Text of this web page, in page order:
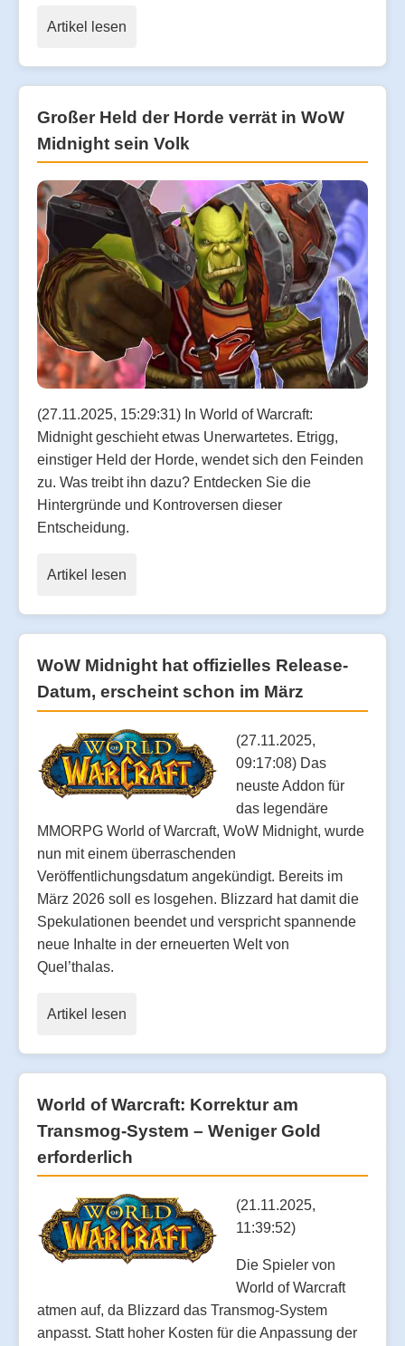
Artikel lesen
Großer Held der Horde verrät in WoW
Midnight sein Volk
(27.11.2025, 15:29:31) In World of Warcraft:
Midnight geschieht etwas Unerwartetes. Etrigg,
einstiger Held der Horde, wendet sich den Feinden
zu. Was treibt ihn dazu? Entdecken Sie die
Hintergründe und Kontroversen dieser
Entscheidung.
Artikel lesen
WoW Midnight hat offizielles Release-
Datum, erscheint schon im März
(27.11.2025,
09:17:08) Das
neuste Addon für
das legendäre
MMORPG World of Warcraft, WoW Midnight, wurde
nun mit einem überraschenden
Veröffentlichungsdatum angekündigt. Bereits im
März 2026 soll es losgehen. Blizzard hat damit die
Spekulationen beendet und verspricht spannende
neue Inhalte in der erneuerten Welt von
Quel’thalas.
Artikel lesen
World of Warcraft: Korrektur am
Transmog-System – Weniger Gold
erforderlich
(21.11.2025,
11:39:52)
Die Spieler von
World of Warcraft
atmen auf, da Blizzard das Transmog-System
anpasst. Statt hoher Kosten für die Anpassung der